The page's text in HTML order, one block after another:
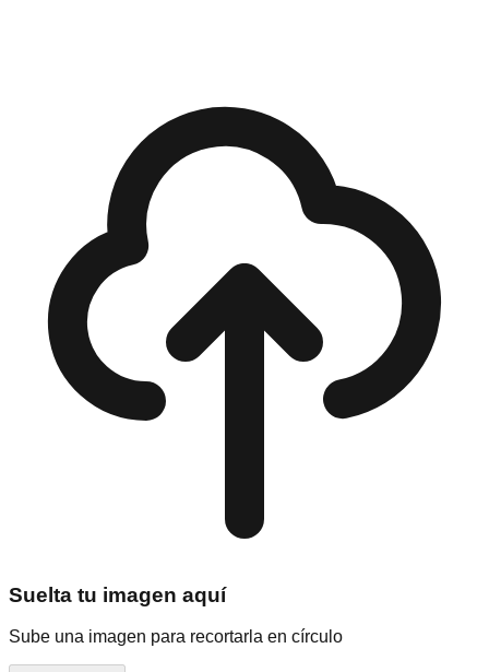
Suelta tu imagen aquí
Sube una imagen para recortarla en círculo